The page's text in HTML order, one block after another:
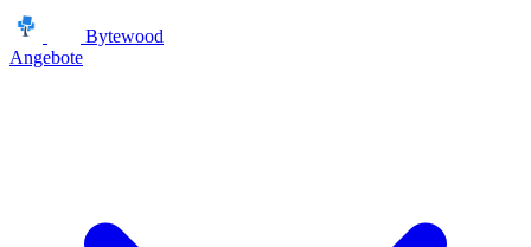
Bytewood
Angebote